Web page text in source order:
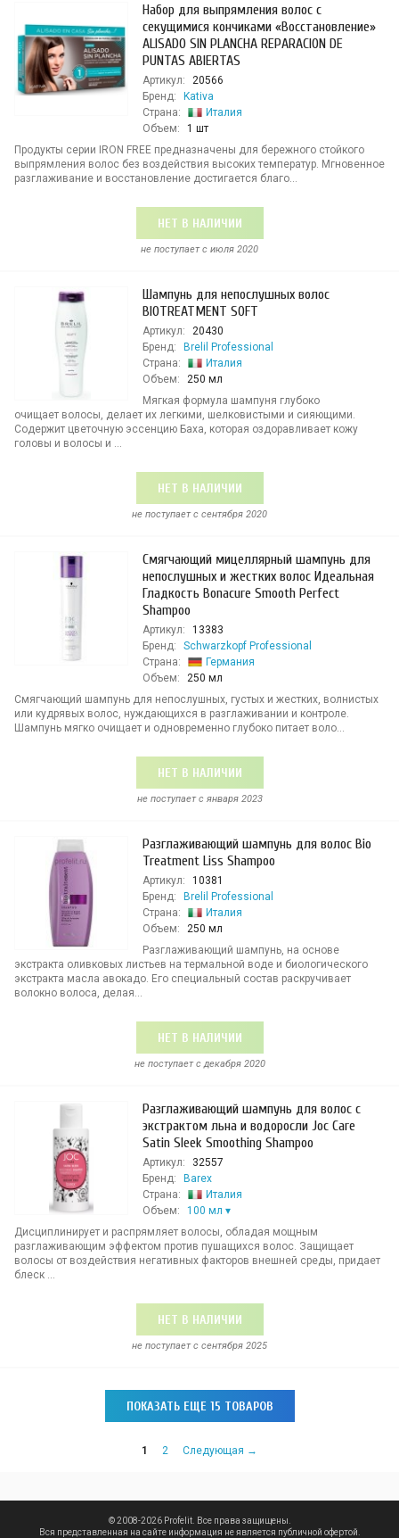
Набор для выпрямления волос с
секущимися кончиками «Восстановление»
ALISADO SIN PLANCHA REPARACION DE
PUNTAS ABIERTAS
Артикул:
20566
Бренд:
Kativa
Страна:
Италия
Объем:
1 шт
Продукты серии IRON FREE предназначены для бережного стойкого
выпрямления волос без воздействия высоких температур. Мгновенное
разглаживание и восстановление достигается благо...
НЕТ В НАЛИЧИИ
не поступает c июля 2020
Шампунь для непослушных волос
BIOTREATMENT SOFT
Артикул:
20430
Бренд:
Brelil Professional
Страна:
Италия
Объем:
250 мл
Мягкая формула шампуня глубоко
очищает волосы, делает их легкими, шелковистыми и сияющими.
Содержит цветочную эссенцию Баха, которая оздоравливает кожу
головы и волосы и ...
НЕТ В НАЛИЧИИ
не поступает c сентября 2020
Смягчающий мицеллярный шампунь для
непослушных и жестких волос Идеальная
Гладкость Bonacure Smooth Perfect
Shampoo
Артикул:
13383
Бренд:
Schwarzkopf Professional
Страна:
Германия
Объем:
250 мл
Смягчающий шампунь для непослушных, густых и жестких, волнистых
или кудрявых волос, нуждающихся в разглаживании и контроле.
Шампунь мягко очищает и одновременно глубоко питает воло...
НЕТ В НАЛИЧИИ
не поступает c января 2023
Разглаживающий шампунь для волос Bio
Treatment Liss Shampoo
Артикул:
10381
Бренд:
Brelil Professional
Страна:
Италия
Объем:
250 мл
Разглаживающий шампунь, на основе
экстракта оливковых листьев на термальной воде и биологического
экстракта масла авокадо. Его специальный состав раскручивает
волокно волоса, делая...
НЕТ В НАЛИЧИИ
не поступает c декабря 2020
Разглаживающий шампунь для волос с
экстрактом льна и водоросли Joc Care
Satin Sleek Smoothing Shampoo
Артикул:
32557
Бренд:
Barex
Страна:
Италия
Объем:
100 мл
Дисциплинирует и распрямляет волосы, обладая мощным
разглаживающим эффектом против пушащихся волос. Защищает
волосы от воздействия негативных факторов внешней среды, придает
блеск ...
НЕТ В НАЛИЧИИ
не поступает c сентября 2025
ПОКАЗАТЬ ЕЩЕ 15 ТОВАРОВ
1 2 Следующая →
© 2008-2026 Profelit. Все права защищены.
Вся представленная на сайте информация не является публичной офертой.